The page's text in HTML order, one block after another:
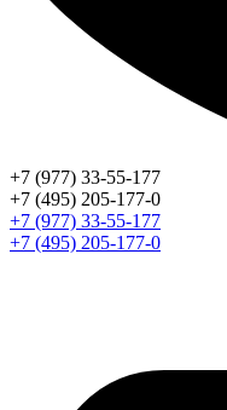
+7 (977) 33-55-177
+7 (495) 205-177-0
+7 (977) 33-55-177
+7 (495) 205-177-0